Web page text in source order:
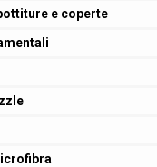
e coperte